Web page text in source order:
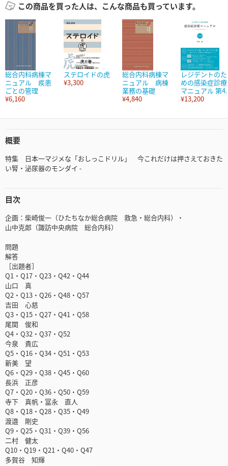
この商品を買った人は、こんな商品も買っています。
総合内科病棟マ
ニュアル 疾患
ごとの管理
¥6,160
ステロイドの虎
¥3,300
総合内科病棟マ
ニュアル 病棟
業務の基礎
¥4,840
レジデントのた
めの感染症診療
マニュアル 第
¥13,200
概要
特集 日本一マジメな「おしっこドリル」 今これだけは押さえておきた
い腎・泌尿器のモンダイ -
目次
企画：柴崎俊一（ひたちなか総合病院 救急・総合内科）・
山中克郎（諏訪中央病院 総合内科）
問題
解答
［出題者］
Q1・Q17・Q23・Q42・Q44
山口 真
Q2・Q13・Q26・Q48・Q57
吉田 心慈
Q3・Q15・Q27・Q41・Q58
尾関 俊和
Q4・Q32・Q37・Q52
今泉 貴広
Q5・Q16・Q34・Q51・Q53
新美 望
Q6・Q29・Q38・Q45・Q60
長浜 正彦
Q7・Q20・Q36・Q50・Q59
寺下 真帆・冨永 直人
Q8・Q18・Q28・Q35・Q49
渡邉 剛史
Q9・Q25・Q31・Q39・Q56
二村 健太
Q10・Q19・Q21・Q40・Q47
多賀谷 知輝